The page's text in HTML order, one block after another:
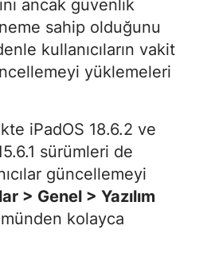
ancak güvenlik
sahip olduğunu
kullanıcıların vakit
yüklemeleri
iPadOS 18.6.2 ve
sürümleri de
güncellemeyi
> Genel > Yazılım
kolayca